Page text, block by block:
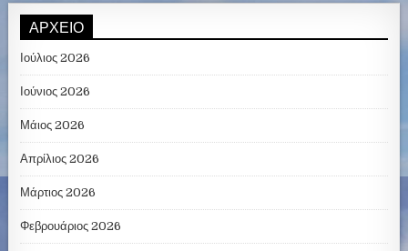
ΑΡΧΕΊΟ
Ιούλιος 2026
Ιούνιος 2026
Μάιος 2026
Απρίλιος 2026
Μάρτιος 2026
Φεβρουάριος 2026